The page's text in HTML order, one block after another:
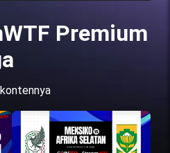
Premium